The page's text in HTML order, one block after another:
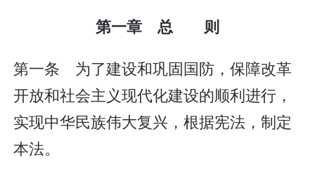
第一章 总 则
第一条 为了建设和巩固国防，保障改革
开放和社会主义现代化建设的顺利进行，
实现中华民族伟大复兴，根据宪法，制定
本法。